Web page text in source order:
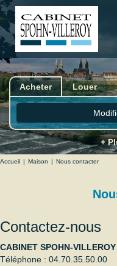
Acheter Louer
+
Accueil Maison Nous contacter
Contactez-nous
CABINET SPOHN-VILLEROY
Téléphone : 04.70.35.50.00